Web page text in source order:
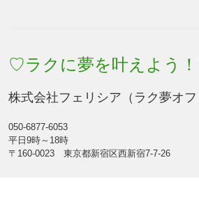
♡ラクに夢を叶えよう
株式会社フェリシア（ラク夢オフ
050-6877-6053
平日9時～18時
〒160-0023 東京都新宿区西新宿7-7-26